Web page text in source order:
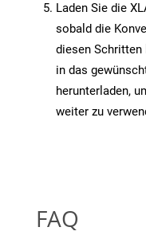
Laden Sie die
sobald die
diesen Schritten
in das
herunterladen,
weiter zu
FAQ